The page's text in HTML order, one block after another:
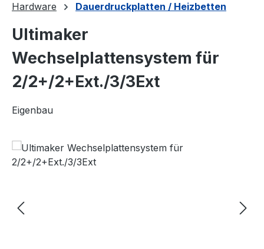
Hardware Dauerdruckplatten / Heizbetten
Ultimaker
Wechselplattensystem für
2/2+/2+Ext./3/3Ext
Eigenbau
Bildergalerie überspringen